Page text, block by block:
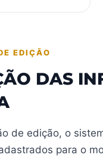
EDIÇÃO
DAS
de edição, o
para o